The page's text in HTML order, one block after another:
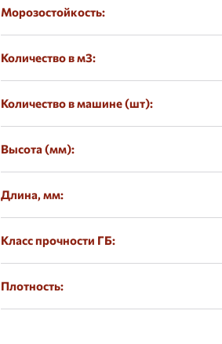
Морозостойкость:
Количество в м3:
Количество в машине (шт):
Высота (мм):
Длина, мм:
Класс прочности ГБ:
Плотность: